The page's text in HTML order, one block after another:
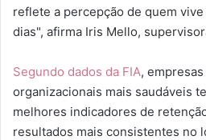
reflete a percepção de quem
dias", afirma Iris Mello,
Segundo dados da FIA,
organizacionais mais saudáveis
melhores indicadores de
resultados mais consistentes no